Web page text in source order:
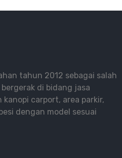
tahun 2012 sebagai salah
di bidang jasa
carport, area parkir,
dengan model sesuai